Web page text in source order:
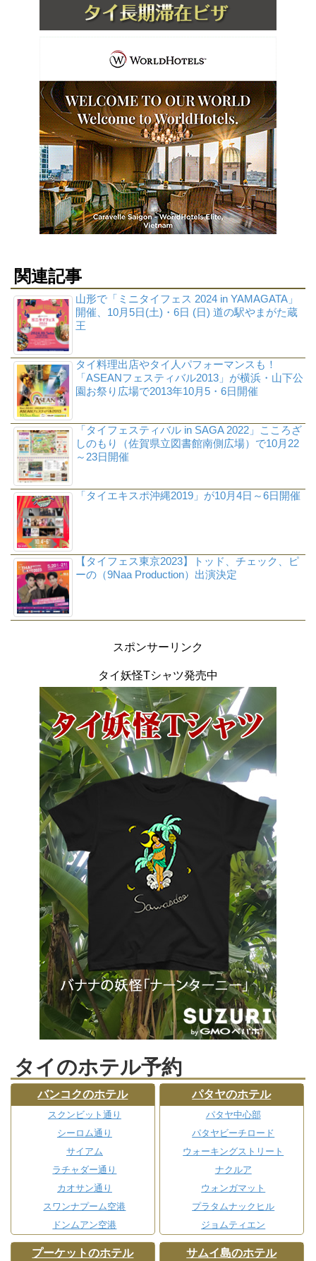
関連記事
山形で「ミニタイフェス 2024 in YAMAGATA」
開催、10月5日(土)・6日 (日) 道の駅やまがた蔵
王
タイ料理出店やタイ人パフォーマンスも！
「ASEANフェスティバル2013」が横浜・山下公
園お祭り広場で2013年10月5・6日開催
「タイフェスティバル in SAGA 2022」こころざ
しのもり（佐賀県立図書館南側広場）で10月22
～23日開催
「タイエキスポ沖縄2019」が10月4日～6日開催
【タイフェス東京2023】トッド、チェック、ピ
ーの（9Naa Production）出演決定
スポンサーリンク
タイ妖怪Tシャツ発売中
タイのホテル予約
バンコクのホテル
スクンビット通り
シーロム通り
サイアム
ラチャダー通り
カオサン通り
スワンナプーム空港
ドンムアン空港
パタヤのホテル
パタヤ中心部
パタヤビーチロード
ウォーキングストリート
ナクルア
ウォンガマット
プラタムナックヒル
ジョムティエン
プーケットのホテル サムイ島のホテル